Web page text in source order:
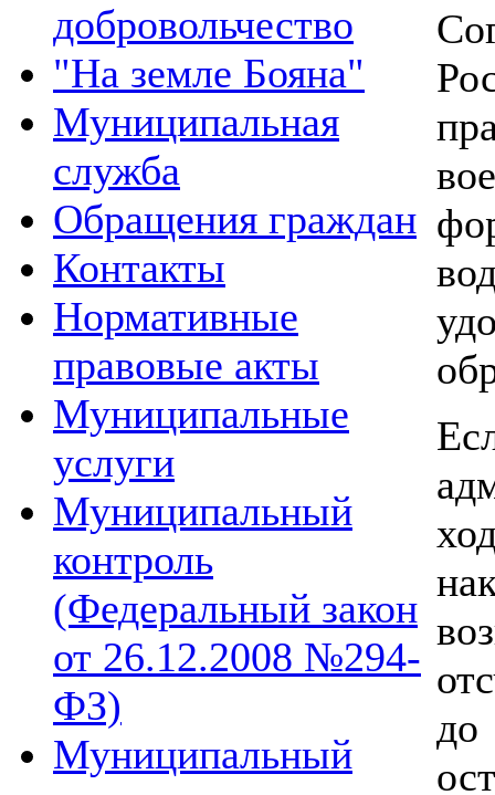
добровольчество
"На земле Бояна"
Муниципальная
служба
Обращения граждан
Контакты
Нормативные
правовые акты
Муниципальные
услуги
Муниципальный
контроль
(Федеральный закон
от 26.12.2008 №294-
ФЗ)
Муниципальный
до